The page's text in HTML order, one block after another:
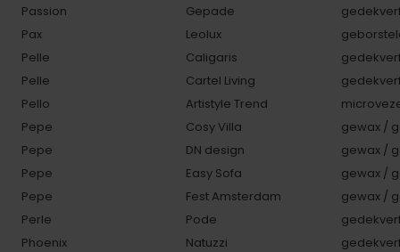
Passion Gepade
Pax
Leolux
Pelle
Caligaris
Pelle
Cartel Living
Pello
Artistyle Trend
Pepe
Cosy Villa
gewax /
Pepe
DN design
gewax /
Pepe
Easy Sofa
gewax /
Pepe
Fest Amsterdam
gewax /
Perle
Pode
Phoenix
Natuzzi